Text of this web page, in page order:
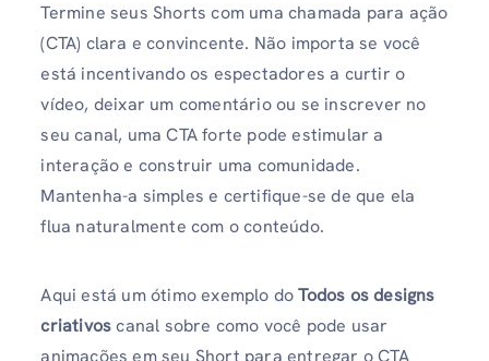
Termine seus Shorts com uma chamada para ação
(CTA) clara e convincente. Não importa se você
está incentivando os espectadores a curtir o
vídeo, deixar um comentário ou se inscrever no
seu canal, uma CTA forte pode estimular a
interação e construir uma comunidade.
Mantenha-a simples e certifique-se de que ela
flua naturalmente com o conteúdo.
Aqui está um ótimo exemplo doTodos os designs
criativoscanal sobre como você pode usar